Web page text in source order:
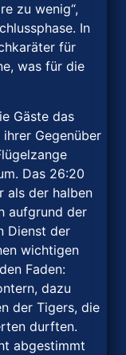
zu wenig“,
In
für
was für die
Gäste das
Gegenüber
Das 26:20
als der halben
aufgrund der
Dienst der
wichtigen
Faden:
dazu
der Tigers, die
durften.
abgestimmt